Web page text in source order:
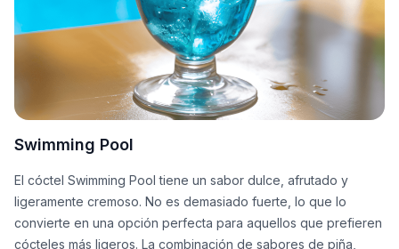
Swimming Pool
El cóctel Swimming Pool tiene un sabor dulce, afrutado y
ligeramente cremoso. No es demasiado fuerte, lo que lo
convierte en una opción perfecta para aquellos que prefieren
cócteles más ligeros. La combinación de sabores de piña,